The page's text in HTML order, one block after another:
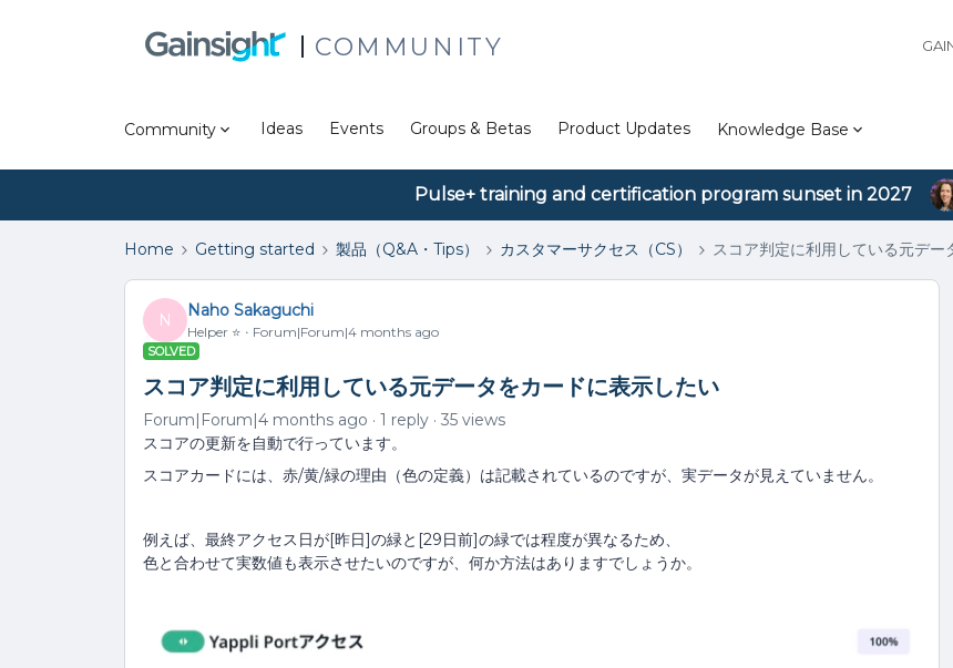
COMMUNITY
Community Ideas Events Groups & Betas Product Updates Knowledge Base
Pulse+ training and certification program sunset in 2027
Home Getting started 製品（Q&A・Tips） カスタマーサクセス（CS） スコア判定に利用している元デー
N
Naho Sakaguchi
Helper ⭐️ Forum|Forum|4 months ago
SOLVED
スコア判定に利用している元データをカードに表示したい
Forum|Forum|4 months ago 1 reply
35 views
スコアの更新を自動で行っています。
スコアカードには、赤/黄/緑の理由（色の定義）は記載されているのですが、実データが見えていません。
例えば、最終アクセス日が[昨日]の緑と[29日前]の緑では程度が異なるため、
色と合わせて実数値も表示させたいのですが、何か方法はありますでしょうか。